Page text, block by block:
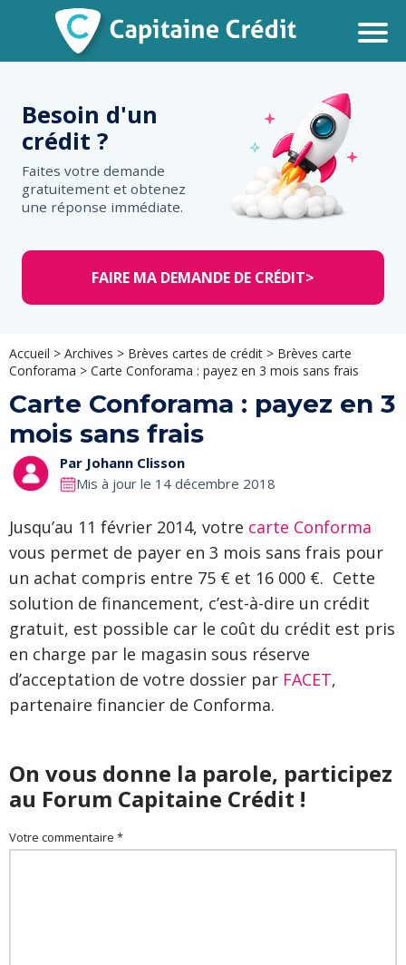
Besoin d'un
crédit ?
Faites votre demande
gratuitement et obtenez
une réponse immédiate.
FAIRE MA DEMANDE DE CRÉDIT>
Accueil > Archives > Brèves cartes de crédit > Brèves carte
Conforama > Carte Conforama : payez en 3 mois sans frais
Carte Conforama : payez en 3
mois sans frais
Par Johann Clisson
Mis à jour le 14 décembre 2018
Jusqu’au 11 février 2014, votre carte Conforma
vous permet de payer en 3 mois sans frais pour
un achat compris entre 75 € et 16 000 €. Cette
solution de financement, c’est-à-dire un crédit
gratuit, est possible car le coût du crédit est pris
en charge par le magasin sous réserve
d’acceptation de votre dossier par FACET,
partenaire financier de Conforma.
On vous donne la parole, participez
au Forum Capitaine Crédit !
Votre commentaire *